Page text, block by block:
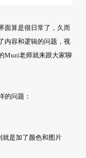
面算是很日常了，久而
内容和逻辑的问题，视
Muzi老师就来跟大家聊
的问题：
就是加了颜色和图片